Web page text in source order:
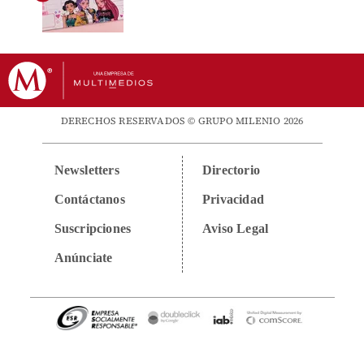
DERECHOS RESERVADOS © GRUPO MILENIO 2026
Newsletters
Contáctanos
Suscripciones
Anúnciate
Directorio
Privacidad
Aviso Legal